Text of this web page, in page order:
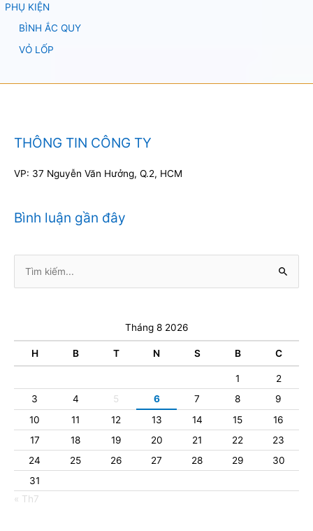
PHỤ KIỆN
BÌNH ẮC QUY
VỎ LỐP
THÔNG TIN CÔNG TY
VP: 37 Nguyễn Văn Hưởng, Q.2, HCM
Bình luận gần đây
kiếm:
Tháng 8 2026
H B T N S B C
1
2
3
4 5 6 7 8
9
10
11 12 13 14 15
16
17
18 19 20 21 22
23
24
25 26 27 28 29
30
31
« Th7